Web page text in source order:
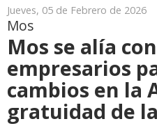
Jueves, 05 de Febrero de 2026
Mos
Mos se alía
empresarios
cambios en la
gratuidad de